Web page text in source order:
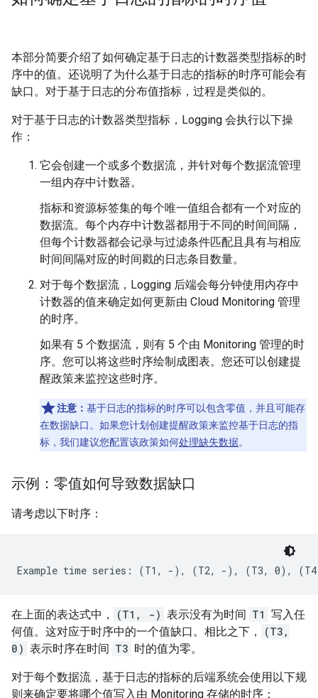
本部分简要介绍了如何确定基于日志的计数器类型指标的时
序中的值。还说明了为什么基于日志的指标的时序可能会有
缺口。对于基于日志的分布值指标，过程是类似的。
对于基于日志的计数器类型指标，Logging 会执行以下操
作：
它会创建一个或多个数据流，并针对每个数据流管理
一组内存中计数器。
指标和资源标签集的每个唯一值组合都有一个对应的
数据流。每个内存中计数器都用于不同的时间间隔，
但每个计数器都会记录与过滤条件匹配且具有与相应
时间间隔对应的时间戳的日志条目数量。
对于每个数据流，Logging 后端会每分钟使用内存中
计数器的值来确定如何更新由 Cloud Monitoring 管理
的时序。
如果有 5 个数据流，则有 5 个由 Monitoring 管理的时
序。您可以将这些时序绘制成图表。您还可以创建提
醒政策来监控这些时序。
注意： 基于日志的指标的时序可以包含零值，并且可能存
在数据缺口。如果您计划创建提醒政策来监控基于日志的指
标，我们建议您配置该政策如何处理缺失数据。
示例：零值如何导致数据缺口
请考虑以下时序：
在上面的表达式中， (T1, -) 表示没有为时间 T1 写入任
何值。这对应于时序中的一个值缺口。相比之下，
(T3,
0) 表示时序在时间 T3 时的值为零。
对于每个数据流，基于日志的指标的后端系统会使用以下规
则来确定要将哪个值写入由 Monitoring 存储的时序：